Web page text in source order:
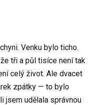
Venku bylo ticho.
tři a půl tisíce není tak
celý život. Ale dvacet
zpátky — to bylo
jsem udělala správnou